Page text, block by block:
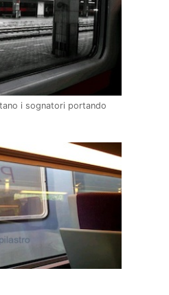
i sognatori portando